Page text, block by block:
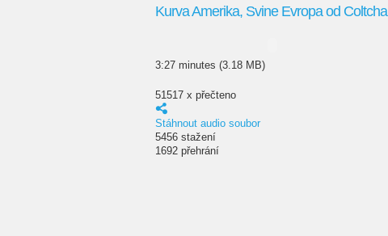
Kurva Amerika, Svine Evropa od Coltcha
3:27 minutes (3.18 MB)
51517 x přečteno
Stáhnout audio soubor
5456 stažení
1692 přehrání